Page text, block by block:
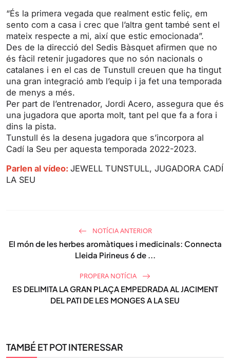
“És la primera vegada que realment estic feliç, em
sento com a casa i crec que l’altra gent també sent el
mateix respecte a mi, així que estic emocionada”.
Des de la direcció del Sedis Bàsquet afirmen que no
és fàcil retenir jugadores que no són nacionals o
catalanes i en el cas de Tunstull creuen que ha tingut
una gran integració amb l’equip i ja fet una temporada
de menys a més.
Per part de l’entrenador, Jordi Acero, assegura que és
una jugadora que aporta molt, tant pel que fa a fora i
dins la pista.
Tunstull és la desena jugadora que s’incorpora al
Cadí la Seu per aquesta temporada 2022-2023.
Parlen al vídeo: JEWELL TUNSTULL, JUGADORA CADÍ
LA SEU
NOTÍCIA ANTERIOR
El món de les herbes aromàtiques i medicinals: Connecta
Lleida Pirineus 6 de ...
PROPERA NOTÍCIA
ES DELIMITA LA GRAN PLAÇA EMPEDRADA AL JACIMENT
DEL PATI DE LES MONGES A LA SEU
TAMBÉ ET POT INTERESSAR